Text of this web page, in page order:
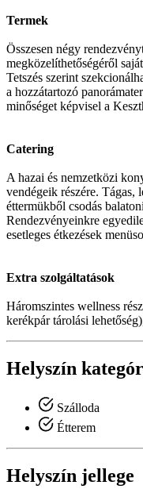
Termek
Összesen négy
megközelíthetőségéről
Tetszés szerint
a hozzátartozó
minőséget képvisel a
Catering
A hazai és nemzetközi
vendégeik részére. Tágas,
éttermükből csodás
Rendezvényeinkre
esetleges étkezések
Extra szolgáltatások
Háromszintes wellness
kerékpár tárolási
Helyszín
Szálloda
Étterem
Helyszín jellege